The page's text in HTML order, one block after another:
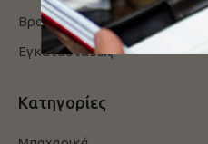
Βραβεία / Πιστοποιήσεις
Εγκαταστάσεις
Κατηγορίες